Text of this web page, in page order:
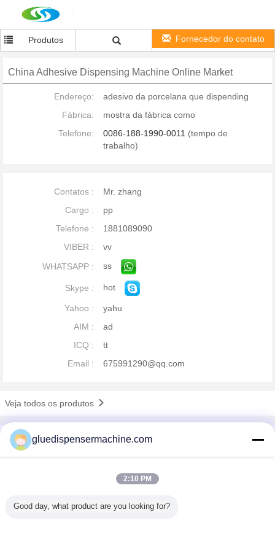
Produtos Fornecedor do contato
China Adhesive Dispensing Machine Online Market
Endereço:
adesivo da porcelana que dispending
Fábrica:
mostra da fábrica como
Telefone:
0086-188-1990-0011 (tempo de
trabalho)
Contatos :
Mr. zhang
Cargo :
pp
Telefone :
1881089090
VIBER :
vv
WHATSAPP :
ss
Skype : hot
Yahoo :
yahu
AIM :
ad
ICQ :
tt
Email :
675991290@qq.com
Veja todos os produtos
Perfil da companhia
China Adhesive Dispensing Machine Online Market
gluedispensermachine.com
2:10 PM
Good day, what product are you looking for?